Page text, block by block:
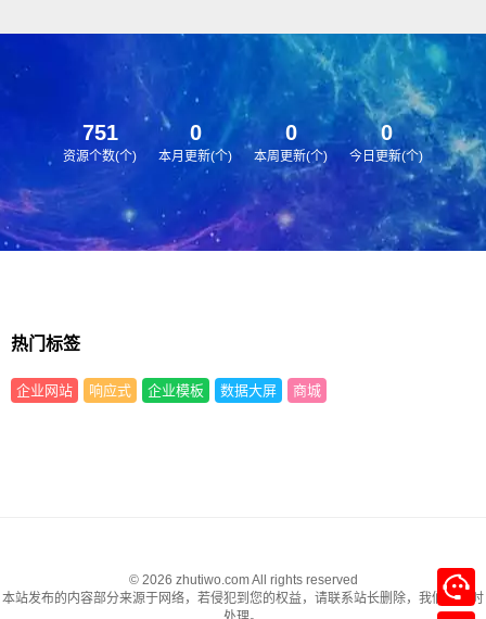
751
资源个数(个)
0
本月更新(个)
0
本周更新(个)
0
今日更新(个)
热门标签
企业网站 响应式 企业模板 数据大屏 商城
© 2026 zhutiwo.com All rights reserved
本站发布的内容部分来源于网络，若侵犯到您的权益，请联系站长删除，我们将及时